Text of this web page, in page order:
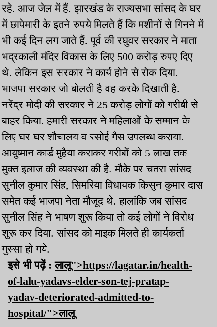
रहे. आज जेल में हैं. झारखंड के राज्यसभा सांसद के घर
में छापेमारी के इतने रुपये मिलते हैं कि मशीनों से गिनने में
भी कई दिन लग जाते हैं. पूर्व की रघुवर सरकार ने माता
भद्रकाली मंदिर विकास के लिए 500 करोड़ रुपए दिए
थे. लेकिन इस सरकार ने कार्य होने से रोक दिया.
भाजपा सरकार जो बोलती है वह करके दिखाती है.
नरेंद्र मोदी की सरकार ने 25 करोड़ लोगों को गरीबी से
बाहर किया. हमारी सरकार ने महिलाओं के सम्मान के
लिए घर-घर शौचालय व रसोई गैस उपलब्ध कराया.
आयुष्मान कार्ड मुहैया कराकर गरीबों को 5 लाख तक
मुक्त इलाज की व्यवस्था की है. मौके पर चतरा सांसद
सुनील कुमार सिंह, सिमरिया विधायक किसुन कुमार दास
समेत कई भाजपा नेता मौजूद थे. हालांकि जब सांसद
सुनील सिंह ने भाषण शुरू किया तो कई लोगों ने विरोध
शुरू कर दिया. सांसद को माइक मिलते ही कार्यकर्ता
गुस्सा हो गये.
इसे भी पढ़ें :लालू">https://lagatar.in/health-
of-lalu-yadavs-elder-son-tej-pratap-
yadav-deteriorated-admitted-to-
hospital/">लालू